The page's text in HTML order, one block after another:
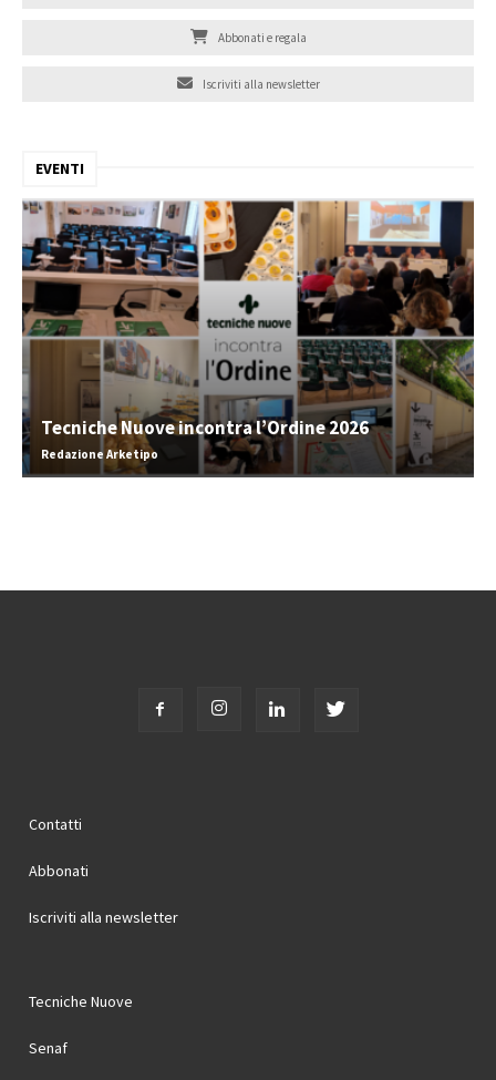
Abbonati e regala
Iscriviti alla newsletter
EVENTI
Tecniche Nuove incontra l’Ordine 2026
Redazione Arketipo
Contatti
Abbonati
Iscriviti alla newsletter
Tecniche Nuove
Senaf